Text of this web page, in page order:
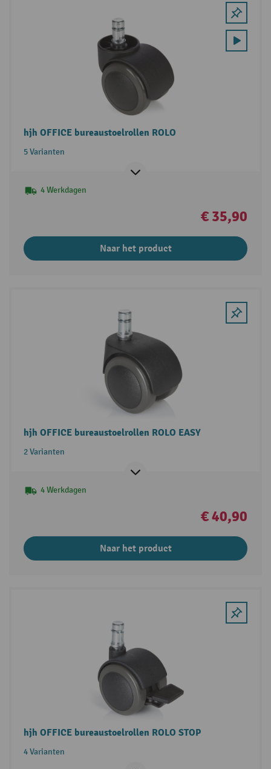
hjh OFFICE bureaustoelrollen ROLO
5 Varianten
4 Werkdagen
€ 35,90
Naar het product
hjh OFFICE bureaustoelrollen ROLO EASY
2 Varianten
4 Werkdagen
€ 40,90
Naar het product
hjh OFFICE bureaustoelrollen ROLO STOP
4 Varianten